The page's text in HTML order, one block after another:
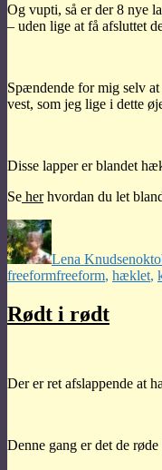
Og vupti, så er der 8 nye
– uden lige at få afsluttet
Spændende for mig selv
vest, som jeg lige i dette
Disse lapper er blandet
Se herhvordan du let
Forfatter
Lena Knudsen
freeformTags
freeform, hæklet,
Rødt i rødt
Der er ret afslappende at
Denne gang er det de